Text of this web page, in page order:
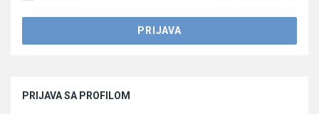
PRIJAVA SA PROFILOM